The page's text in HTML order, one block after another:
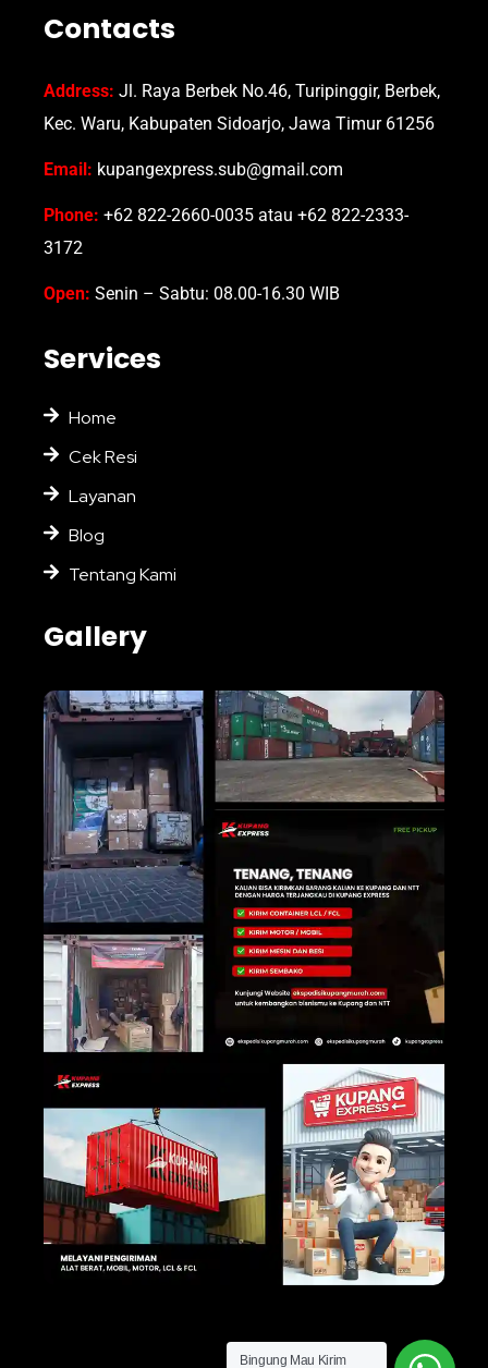
Contacts
Address: Jl. Raya Berbek No.46, Turipinggir, Berbek,
Kec. Waru, Kabupaten Sidoarjo, Jawa Timur 61256
Email: kupangexpress.sub@gmail.com
Phone: +62 822-2660-0035 atau +62 822-2333-
3172
Open: Senin – Sabtu: 08.00-16.30 WIB
Services
Home
Cek Resi
Layanan
Blog
Tentang Kami
Gallery
Bingung Mau Kirim